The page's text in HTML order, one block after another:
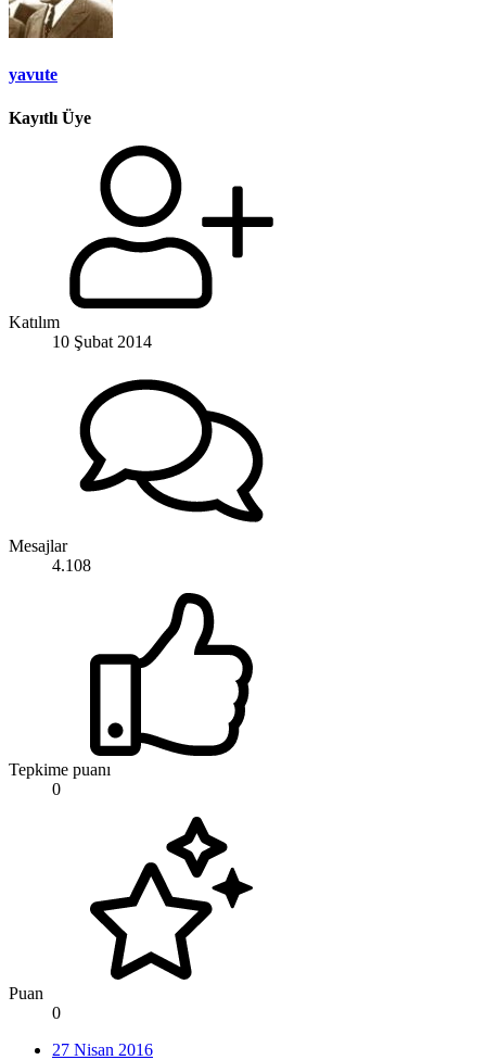
yavute
Kayıtlı Üye
Katılım
10 Şubat 2014
Mesajlar
4.108
Tepkime puanı
0
Puan
0
27 Nisan 2016